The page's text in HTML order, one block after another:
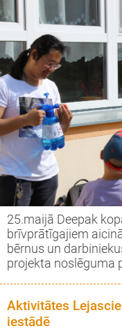
25.maijā Deepak
brīvprātīgajiem
bērnus un
projekta noslēguma
Aktivitātes
iestādē